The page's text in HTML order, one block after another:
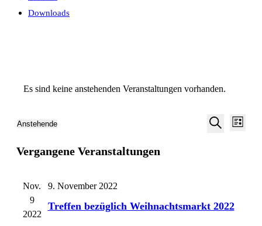
Downloads
Es sind keine anstehenden Veranstaltungen vorhanden.
Liste
Anstehende
wählen.
Vergangene Veranstaltungen
Nov.
9
2022
9. November 2022
Treffen bezüglich Weihnachtsmarkt 2022